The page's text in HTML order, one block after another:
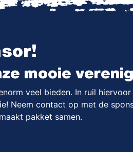
mooie
veel bieden. In ruil
Neem contact op met de
pakket samen.